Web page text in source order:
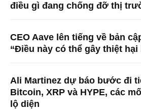
điều gì đang chống đỡ thị
CEO Aave lên tiếng về bản
“Điều này có thể gây thiệt hại
Ali Martinez dự báo bước đi
Bitcoin, XRP và HYPE, các
lộ diện